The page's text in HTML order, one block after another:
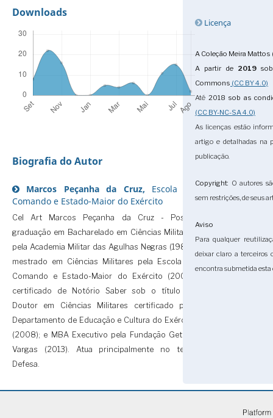
Downloads
Biografia do Autor
Marcos Peçanha da Cruz, Escola de
Comando e Estado-Maior do Exército
Cel Art Marcos Peçanha da Cruz - Possui
graduação em Bacharelado em Ciências Militares
pela Academia Militar das Agulhas Negras (1987);
mestrado em Ciências Militares pela Escola de
Comando e Estado-Maior do Exército (2004);
certificado de Notório Saber sob o título de
Doutor em Ciências Militares certificado pelo
Departamento de Educação e Cultura do Exército
(2008); e MBA Executivo pela Fundação Getúlio
Vargas (2013). Atua principalmente no tema
Defesa.
Licença
A Coleção Meira Mattos
A partir de 2019sob
Commons (CC BY 4.0)
Até 2018 sob as
(CC BY-NC-SA 4.0)
As licenças estão
artigo e detalhadas na
publicação.
Copyright: O autores
sem restrições, de seus
Aviso
Para qualquer
deixar claro a terceiros
encontra submetida esta